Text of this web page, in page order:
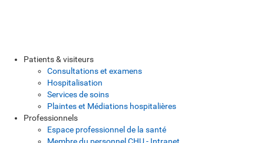
Patients & visiteurs
Consultations et examens
Hospitalisation
Services de soins
Plaintes et Médiations hospitalières
Professionnels
Espace professionnel de la santé